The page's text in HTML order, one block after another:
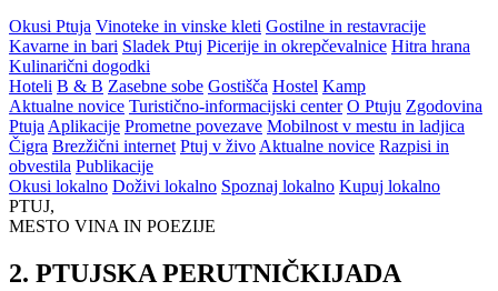
Okusi Ptuja Vinoteke in vinske kleti Gostilne in restavracije
Kavarne in bari Sladek Ptuj Picerije in okrepčevalnice Hitra hrana
Kulinarični dogodki
Hoteli B & B Zasebne sobe Gostišča Hostel Kamp
Aktualne novice Turistično-informacijski center O Ptuju Zgodovina
Ptuja Aplikacije Prometne povezave Mobilnost v mestu in ladjica
Čigra Brezžični internet Ptuj v živo Aktualne novice Razpisi in
obvestila Publikacije
Okusi lokalno Doživi lokalno Spoznaj lokalno Kupuj lokalno
PTUJ,
MESTO VINA IN POEZIJE
2. PTUJSKA PERUTNIČKIJADA